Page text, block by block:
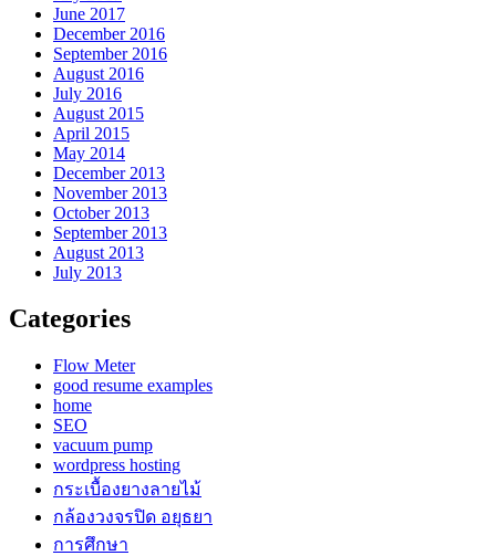
June 2017
December 2016
September 2016
August 2016
July 2016
August 2015
April 2015
May 2014
December 2013
November 2013
October 2013
September 2013
August 2013
July 2013
Categories
Flow Meter
good resume examples
home
SEO
vacuum pump
wordpress hosting
กระเบื้องยางลายไม้
กล้องวงจรปิด อยุธยา
การศึกษา